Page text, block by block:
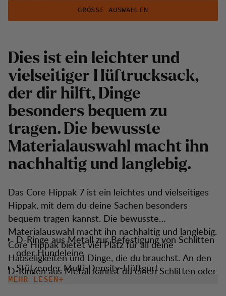
GRÖSSE AUSWÄHLEN
Dies ist ein leichter und
vielseitiger Hüftrucksack,
der dir hilft, Dinge
besonders bequem zu
tragen. Die bewusste
Materialauswahl macht ihn
nachhaltig und langlebig.
Das Core Hippak 7 ist ein leichtes und vielseitiges
Hippak, mit dem du deine Sachen besonders
bequem tragen kannst. Die bewusste
Materialauswahl macht ihn nachhaltig und langlebig.
Core Hippak bietet viel Platz für all deine
Habseligkeiten und Dinge, die du brauchst. An den
D-Ringen aus Metall kannst du einen Schlitten oder
eine Hundeleine befestigen und mit dem flexiblen
D-Ringe aus Metall zur Befestigung von Schlitten
oder Hundeleine
Stützender Multi-Density-Hüftgurt
Langer Reißverschluss zum Hauptfach für gute
MEHR LESEN